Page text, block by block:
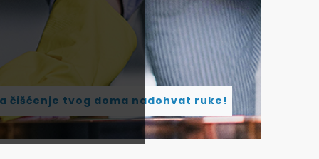
čišćenje tvog doma nadohvat ruke!